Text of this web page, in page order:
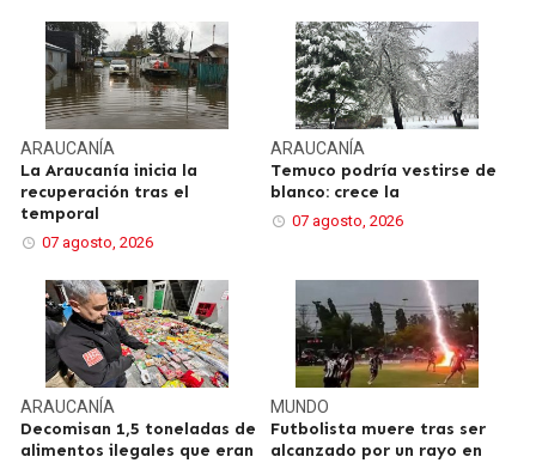
ARAUCANÍA
La Araucanía inicia la
recuperación tras el
temporal
07 agosto, 2026
ARAUCANÍA
Temuco podría vestirse de
blanco: crece la
07 agosto, 2026
ARAUCANÍA
Decomisan 1,5 toneladas de
alimentos ilegales que eran
MUNDO
Futbolista muere tras ser
alcanzado por un rayo en